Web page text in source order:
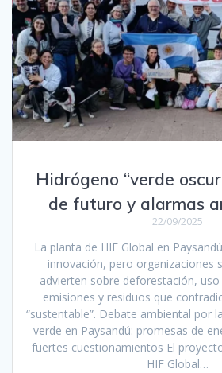
Hidrógeno “verde
de futuro y alarmas
22/09/2025
La planta de HIF Global en
innovación, pero organizaciones
advierten sobre deforestación,
emisiones y residuos que
“sustentable”. Debate ambiental por
verde en Paysandú: promesas de
fuertes cuestionamientos El
HIF Global…